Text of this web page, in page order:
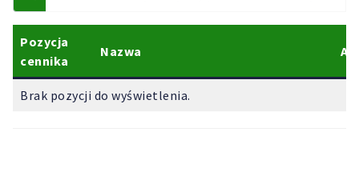
Pozycja
cennika
Nazwa
Brak pozycji do wyświetlenia.